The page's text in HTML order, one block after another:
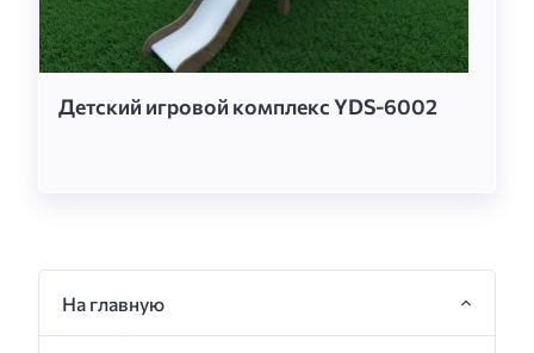
Детский игровой комплекс YDS-6002
На главную